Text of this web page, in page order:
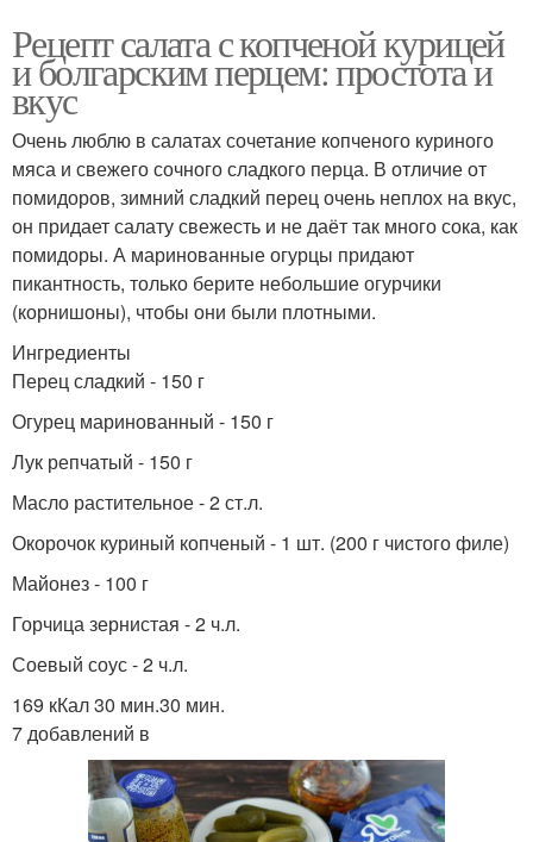
Рецепт салата с копченой курицей
и болгарским перцем: простота и
вкус
Очень люблю в салатах сочетание копченого куриного
мяса и свежего сочного сладкого перца. В отличие от
помидоров, зимний сладкий перец очень неплох на вкус,
он придает салату свежесть и не даёт так много сока, как
помидоры. А маринованные огурцы придают
пикантность, только берите небольшие огурчики
(корнишоны), чтобы они были плотными.
Ингредиенты
Перец сладкий - 150 г
Огурец маринованный - 150 г
Лук репчатый - 150 г
Масло растительное - 2 ст.л.
Окорочок куриный копченый - 1 шт. (200 г чистого филе)
Майонез - 100 г
Горчица зернистая - 2 ч.л.
Соевый соус - 2 ч.л.
169 кКал 30 мин.30 мин.
7 добавлений в